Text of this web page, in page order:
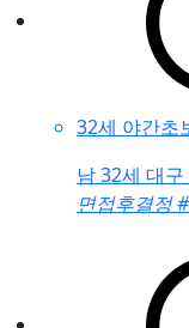
32세 야간초
남32세 대
면접후결정